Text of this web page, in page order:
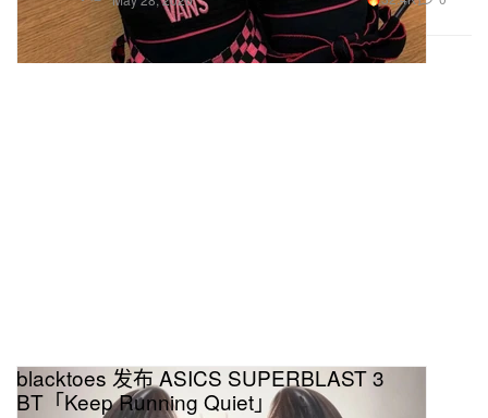
blacktoes 发布 ASICS SUPERBLAST 3
BT「Keep Running Quiet」